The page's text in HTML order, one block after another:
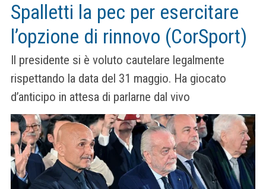
Spalletti la pec per esercitare
l’opzione di rinnovo (CorSport)
Il presidente si è voluto cautelare legalmente
rispettando la data del 31 maggio. Ha giocato
d’anticipo in attesa di parlarne dal vivo